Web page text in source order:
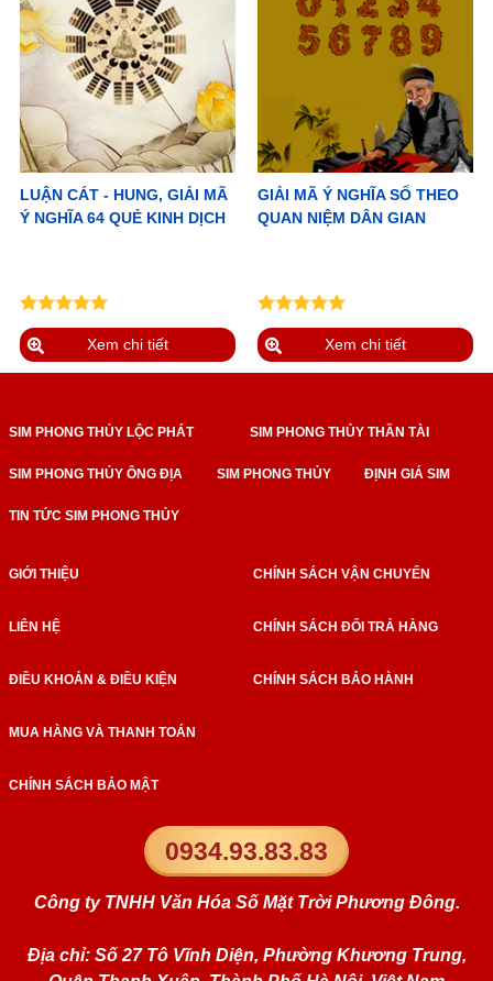
LUẬN CÁT - HUNG, GIẢI MÃ
Ý NGHĨA 64 QUẺ KINH DỊCH
Xem chi tiết
GIẢI MÃ Ý NGHĨA SỐ THEO
QUAN NIỆM DÂN GIAN
Xem chi tiết
SIM PHONG THỦY LỘC PHÁT SIM PHONG THỦY THẦN TÀI
SIM PHONG THỦY ÔNG ĐỊA SIM PHONG THỦY ĐỊNH GIÁ SIM
TIN TỨC SIM PHONG THỦY
0934.93.83.83
Công ty TNHH Văn Hóa Số Mặt Trời Phương Đông.
Địa chỉ: Số 27 Tô Vĩnh Diện, Phường Khương Trung,
GIỚI THIỆU
LIÊN HỆ
ĐIỀU KHOẢN & ĐIỀU KIỆN
MUA HÀNG VÀ THANH TOÁN
CHÍNH SÁCH BẢO MẬT
CHÍNH SÁCH VẬN CHUYỂN
CHÍNH SÁCH ĐỔI TRẢ HÀNG
CHÍNH SÁCH BẢO HÀNH